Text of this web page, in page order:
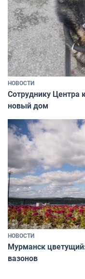
НОВОСТИ
Сотруднику Центра
новый дом
НОВОСТИ
Мурманск
вазонов